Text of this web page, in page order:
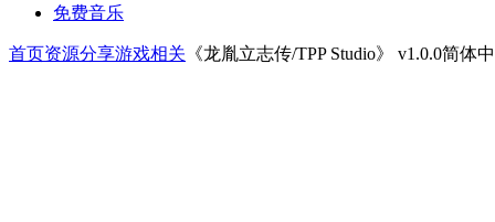
免费音乐
首页资源分享游戏相关 《龙胤立志传/TPP Studio》 v1.0.0简体